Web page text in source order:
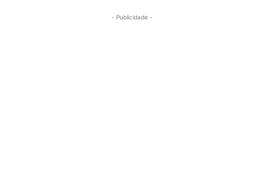
- Publicidade -